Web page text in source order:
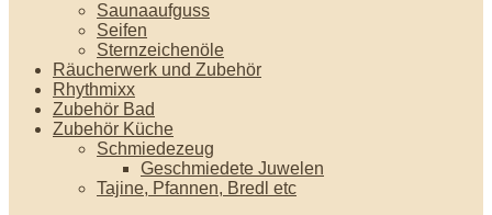
Saunaaufguss
Seifen
Sternzeichenöle
Räucherwerk und Zubehör
Rhythmixx
Zubehör Bad
Zubehör Küche
Schmiedezeug
Geschmiedete Juwelen
Tajine, Pfannen, Bredl etc